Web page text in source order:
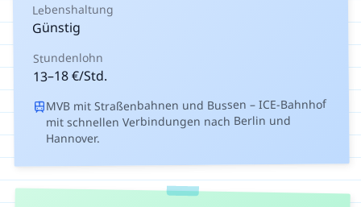
Lebenshaltung
Günstig
Stundenlohn
13–18€/Std.
MVB mit Straßenbahnen und Bussen – ICE-Bahnhof
mit schnellen Verbindungen nach Berlin und
Hannover.